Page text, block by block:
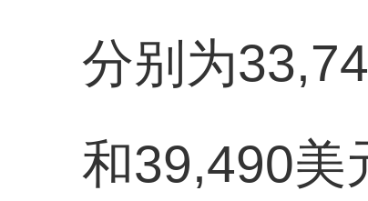
分别为
和39,490美